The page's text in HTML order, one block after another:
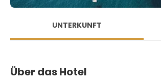
UNTERKUNFT
Über das Hotel